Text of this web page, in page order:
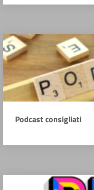
Podcast consigliati